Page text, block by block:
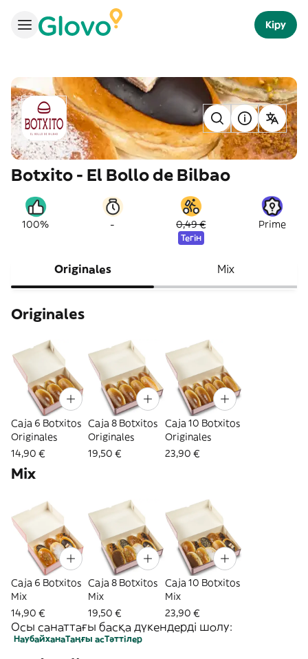
Кіру
Botxito - El Bollo de Bilbao
100% - 0,49 €
Тегін
Prime
Originales Mix
Originales
Caja 6 Botxitos
Originales
14,90 €
Caja 8 Botxitos
Originales
19,50 €
Caja 10 Botxitos
Originales
23,90 €
Mix
Caja 6 Botxitos
Mix
14,90 €
Caja 8 Botxitos
Mix
19,50 €
Caja 10 Botxitos
Mix
23,90 €
Осы санаттағы басқа дүкендерді шолу:
НаубайханаТаңғы асТәттілер